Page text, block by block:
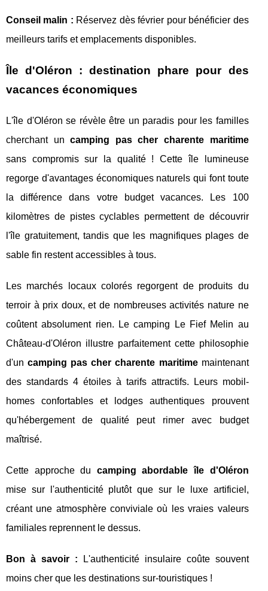
Conseil malin : Réservez dès février pour bénéficier des
meilleurs tarifs et emplacements disponibles.
Île d'Oléron : destination phare pour des
vacances économiques
L'île d'Oléron se révèle être un paradis pour les familles
cherchant uncamping pas cher charente maritime
sans compromis sur la qualité ! Cette île lumineuse
regorge d'avantages économiques naturels qui font toute
la différence dans votre budget vacances. Les 100
kilomètres de pistes cyclables permettent de découvrir
l'île gratuitement, tandis que les magnifiques plages de
sable fin restent accessibles à tous.
Les marchés locaux colorés regorgent de produits du
terroir à prix doux, et de nombreuses activités nature ne
coûtent absolument rien. Le camping Le Fief Melin au
Château-d'Oléron illustre parfaitement cette philosophie
d'uncamping pas cher charente maritimemaintenant
des standards 4 étoiles à tarifs attractifs. Leurs mobil-
homes confortables et lodges authentiques prouvent
qu'hébergement de qualité peut rimer avec budget
maîtrisé.
Cette approche du camping abordable île d'Oléron
mise sur l'authenticité plutôt que sur le luxe artificiel,
créant une atmosphère conviviale où les vraies valeurs
familiales reprennent le dessus.
Bon à savoir : L'authenticité insulaire coûte souvent
moins cher que les destinations sur-touristiques !